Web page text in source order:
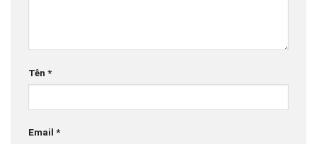
Tên *
Email *